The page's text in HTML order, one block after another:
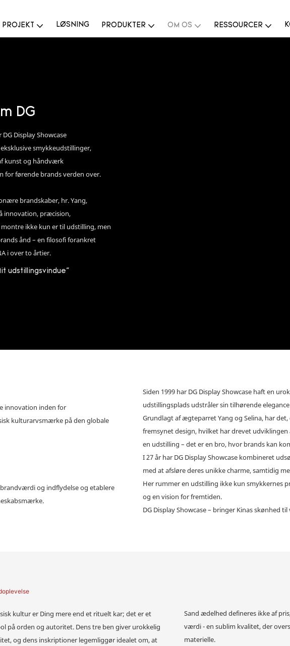
PROJEKT LØSNING PRODUKTER OM OS RESSOURCER
DG
DG Display Showcase
smykkeudstillinger,
kunst og håndværk
for førende brands verden over.
brandskaber, hr. Yang,
innovation, præcision,
ikke kun er til udstilling, men
ånd – en filosofi forankret
i over to årtier.
udstillingsvindue"
innovation inden for
kulturarvsmærke på den globale
og indflydelse og etablere
Siden 1999 har DG Display Showcase haft en
udstillingsplads udstråler sin tilhørende
Grundlagt af ægteparret Yang og Selina, har
fremsynet design, hvilket har drevet
en udstilling – det er en bro, hvor brands kan
I 27 år har DG Display Showcase kombineret
med at afsløre deres unikke charme, samtidig
Her rummer en udstilling ikke kun smykkernes
og en vision for fremtiden.
DG Display Showcase – bringer Kinas skønhed
kultur er Ding mere end et rituelt kar; det er et
på orden og autoritet. Dens tre ben giver urokkelig
og dens inskriptioner legemliggør idealet om, at
Sand ædelhed defineres ikke af
værdi - en sublim kvalitet, der
materielle.